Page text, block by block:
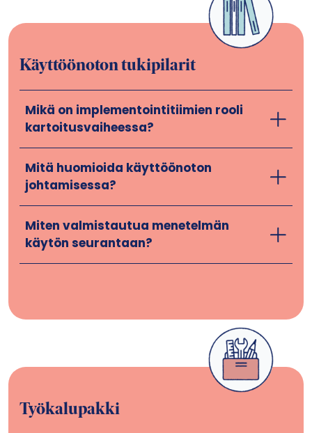
Käyttöönoton tukipilarit
Mikä on implementointitiimien rooli
kartoitusvaiheessa?
Mitä huomioida käyttöönoton
johtamisessa?
Miten valmistautua menetelmän
käytön seurantaan?
Työkalupakki